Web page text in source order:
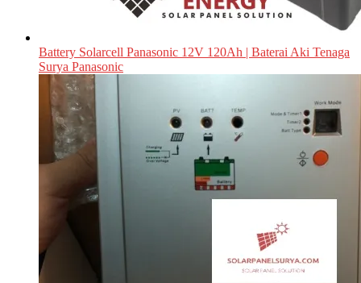
Battery Solarcell Panasonic 12V 120Ah | Baterai Aki Tenaga
Surya Panasonic